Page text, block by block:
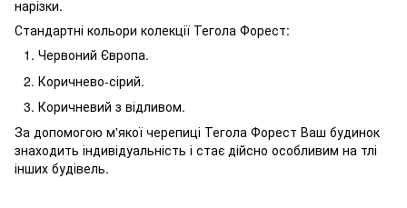
нарізки.
Стандартні кольори колекції Тегола Форест:
Червоний Європа.
Коричнево-сірий.
Коричневий з відливом.
За допомогою м'якої черепиці Тегола Форест Ваш будинок
знаходить індивідуальність і стає дійсно особливим на тлі
інших будівель.